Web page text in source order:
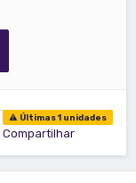
Últimas 1 unidades
Compartilhar